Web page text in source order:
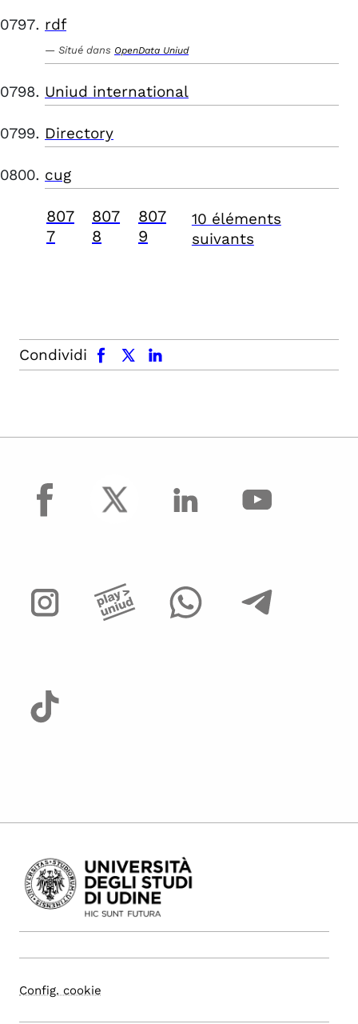
rdf
Situé dans OpenData Uniud
Uniud international
Directory
cug
807
7
807
8
807
9
10 éléments
suivants
Condividi
facebook x.com linkedin
facebook
Config. cookie